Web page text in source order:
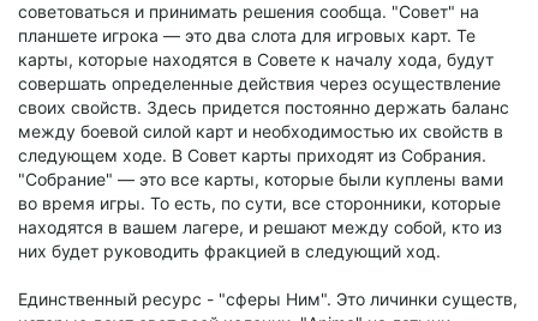
советоваться и принимать решения сообща. "Совет" на
планшете игрока — это два слота для игровых карт. Те
карты, которые находятся в Совете к началу хода, будут
совершать определенные действия через осуществление
своих свойств. Здесь придется постоянно держать баланс
между боевой силой карт и необходимостью их свойств в
следующем ходе. В Совет карты приходят из Собрания.
"Собрание" — это все карты, которые были куплены вами
во время игры. То есть, по сути, все сторонники, которые
находятся в вашем лагере, и решают между собой, кто из
них будет руководить фракцией в следующий ход.
Единственный ресурс - "сферы Ним". Это личинки существ,